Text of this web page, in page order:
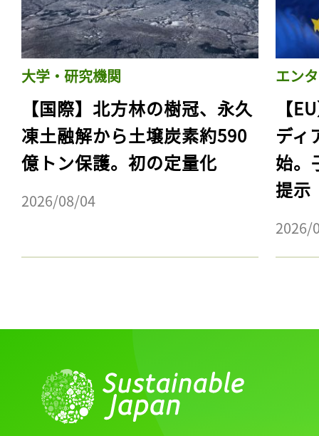
大学・研究機関
【国際】北方林の樹冠、永久
凍土融解から土壌炭素約590
億トン保護。初の定量化
2026/08/04
エン
【
ディ
始。
提示
2026/